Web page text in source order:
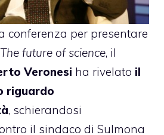
conferenza per presentare
The future of science, il
Veronesi ha rivelato il
riguardo
, schierandosi
il sindaco di Sulmona